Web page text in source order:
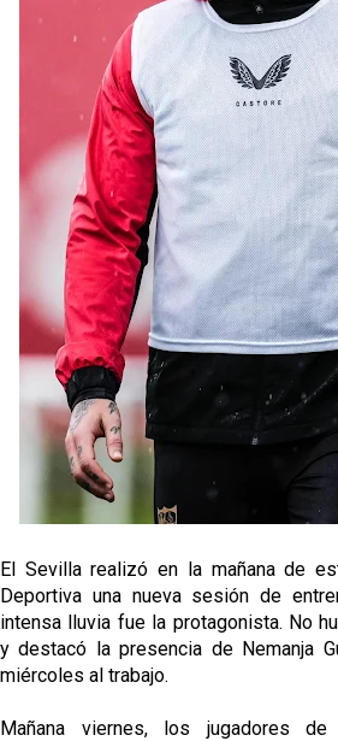
oferta de 420 millones por el
El Sevilla mueve ficha por
para el ataque nervionense
Crónica Pretemporada | Real
Femenino
La revolución de José Ignacio
Análisis | El Sevilla FC cierra
contrastes antes del inicio de
El Sevilla realizó en la mañana de
Deportiva una nueva sesión de
intensa lluvia fue la protagonista. No
y destacó la presencia de Nemanja
miércoles al trabajo.
Mañana viernes, los jugadores